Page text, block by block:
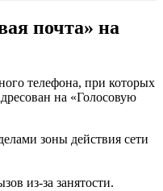
почта» на
телефона, при которых
на «Голосовую
зоны действия сети
из-за занятости.